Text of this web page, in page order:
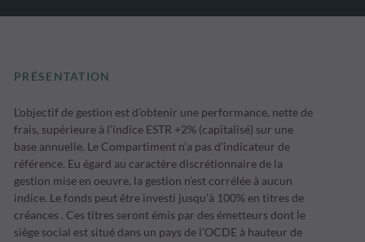
PRÉSENTATION
L’objectif de gestion est d’obtenir une performance, nette de
frais, supérieure à l’indice ESTR +2% (capitalisé) sur une
base annuelle. Le Compartiment n’a pas d’indicateur de
référence. Eu égard au caractère discrétionnaire de la
gestion mise en oeuvre, la gestion n’est corrélée à aucun
indice. Le fonds peut être investi jusqu'à 100% en titres de
créances . Ces titres seront émis par des émetteurs dont le
siège social est situé dans un pays de l’OCDE à hauteur de